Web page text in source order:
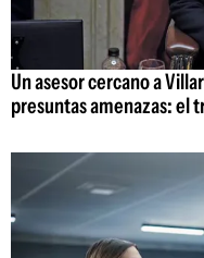
Un asesor cercano a
presuntas amenazas: el